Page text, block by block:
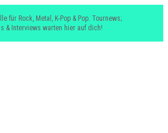
für Rock, Metal, K-Pop & Pop. Tournews;
& Interviews warten hier auf dich!